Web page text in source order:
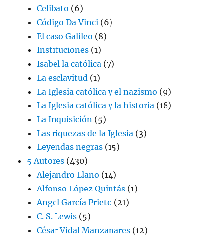
Celibato (6)
Código Da Vinci (6)
El caso Galileo (8)
Instituciones (1)
Isabel la católica (7)
La esclavitud (1)
La Iglesia católica y el nazismo (9)
La Iglesia católica y la historia (18)
La Inquisición (5)
Las riquezas de la Iglesia (3)
Leyendas negras (15)
5 Autores (430)
Alejandro Llano (14)
Alfonso López Quintás (1)
Angel García Prieto (21)
C. S. Lewis (5)
César Vidal Manzanares (12)